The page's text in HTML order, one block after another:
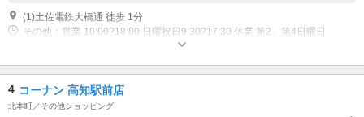
(1)土佐電鉄大橋通 徒歩 1分
その他：営業 10:00?18:00 日曜祝日9:30?17:30 休業 第2、第4日曜日
4 コーナン 高知駅前店
北本町／その他ショッピング